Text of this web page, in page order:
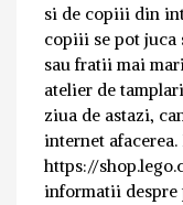
si de copiii din
copiii se pot
sau fratii mai
atelier de
ziua de astazi,
internet
https://
informatii despre